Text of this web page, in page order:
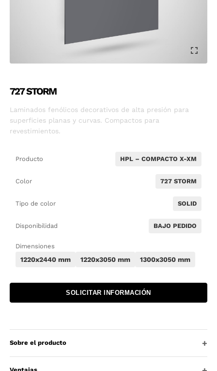
727 STORM
Laminados fenólicos decorativos de alta presión para
superficies planas y curvas. Compactos para
revestimientos.
Producto HPL – COMPACTO X-XM
Color 727 STORM
Tipo de color SOLID
Disponibilidad BAJO PEDIDO
Dimensiones
1220x2440 mm 1220x3050 mm 1300x3050 mm
SOLICITAR INFORMACIÓN
Sobre el producto